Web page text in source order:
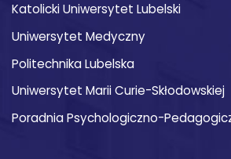
Katolicki Uniwersytet Lubelski
Uniwersytet Medyczny
Politechnika Lubelska
Uniwersytet Marii Curie-Skłodowskiej
Poradnia Psychologiczno-